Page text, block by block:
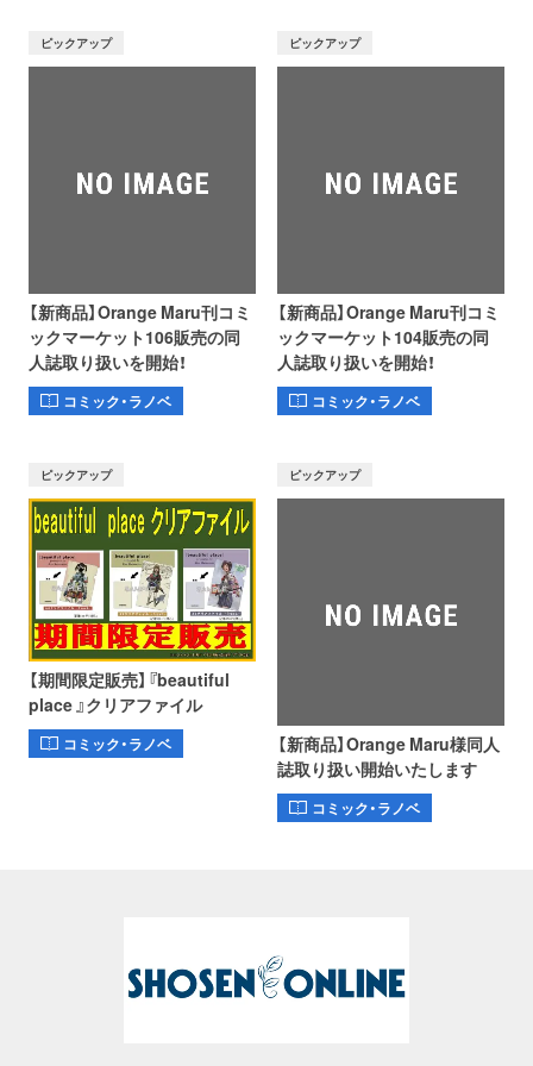
ピックアップ
【新商品】Orange Maru刊コミ
ックマーケット106販売の同
人誌取り扱いを開始！
コミック・ラノベ
ピックアップ
【新商品】Orange Maru刊コミ
ックマーケット104販売の同
人誌取り扱いを開始！
コミック・ラノベ
ピックアップ
【期間限定販売】『beautiful
place 』クリアファイル
コミック・ラノベ
ピックアップ
【新商品】Orange Maru様同人
誌取り扱い開始いたします
コミック・ラノベ